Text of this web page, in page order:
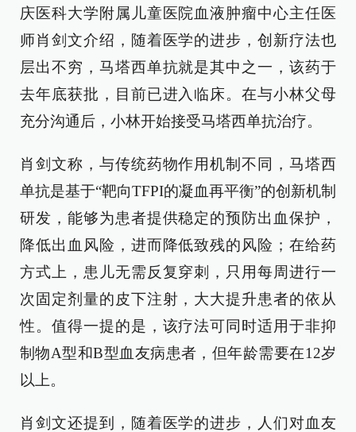
庆医科大学附属儿童医院血液肿瘤中心主任医
师肖剑文介绍，随着医学的进步，创新疗法也
层出不穷，马塔西单抗就是其中之一，该药于
去年底获批，目前已进入临床。在与小林父母
充分沟通后，小林开始接受马塔西单抗治疗。
肖剑文称，与传统药物作用机制不同，马塔西
单抗是基于“靶向TFPI的凝血再平衡”的创新机制
研发，能够为患者提供稳定的预防出血保护，
降低出血风险，进而降低致残的风险；在给药
方式上，患儿无需反复穿刺，只用每周进行一
次固定剂量的皮下注射，大大提升患者的依从
性。值得一提的是，该疗法可同时适用于非抑
制物A型和B型血友病患者，但年龄需要在12岁
以上。
肖剑文还提到，随着医学的进步，人们对血友